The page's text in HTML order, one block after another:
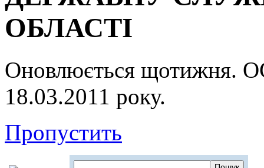
ОБЛАСТІ
Оновлюється
18.03.2011 року.
Пропустить